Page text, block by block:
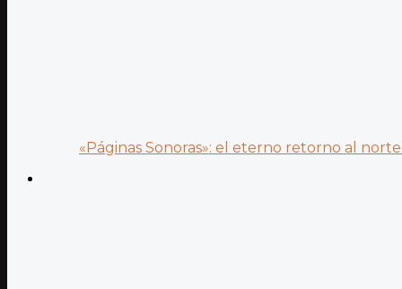
«Páginas Sonoras»: el eterno retorno al norte